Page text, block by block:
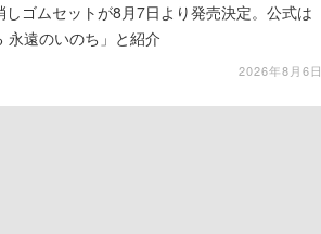
しゴムセットが8月7日より発売決定。公式は
永遠のいのち」と紹介
2026年8月6日